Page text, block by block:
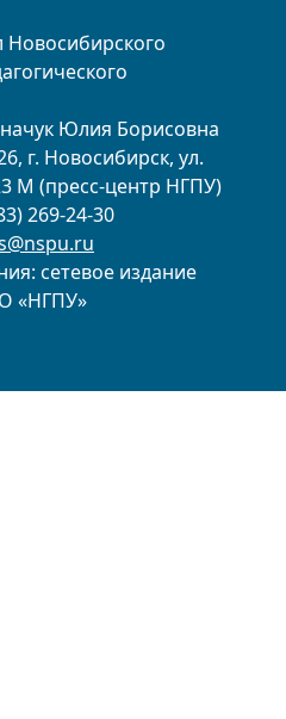
Юлия Борисовна
г. Новосибирск, ул.
М (пресс-центр НГПУ)
269-24-30
сетевое издание
«НГПУ»